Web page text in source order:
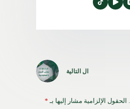
ال التالية
الحقول الإلزامية مشار إليها بـ *